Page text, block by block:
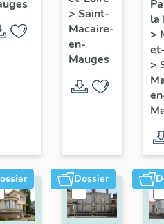
Chupin,
22 rue
d'Anjou
> Saint-
Macaire-
en-
Mauges
d'
la
>
>
Dossier